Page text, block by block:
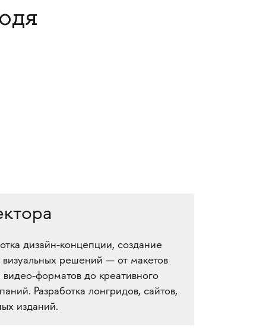
дизайн-концепции, создание
визуальных решений — от макетов
форматов до креативного
Разработка лонгридов, сайтов,
изданий.